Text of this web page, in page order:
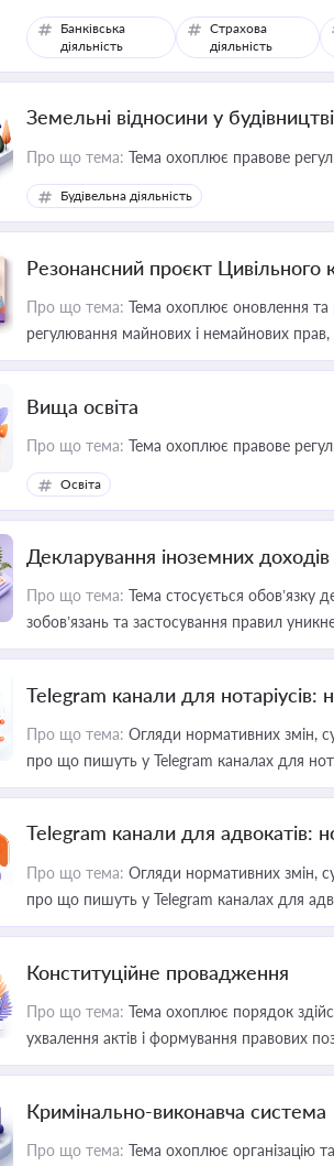
Банківська
діяльність
Страхова
діяльність
Земельні відносини у будівництві
Про що тема: Тема охоплює правове
Будівельна діяльність
Резонансний проєкт Цивільного
Про що тема: Тема охоплює оновлення та
регулювання майнових і немайнових прав,
Вища освіта
Про що тема: Тема охоплює правове
Освіта
Декларування іноземних доходів
Про що тема: Тема стосується обов’язку
зобов’язань та застосування правил
Telegram канали для нотаріусів:
Про що тема: Огляди нормативних змін,
про що пишуть у Telegram каналах для
Telegram канали для адвокатів:
Про що тема: Огляди нормативних змін,
про що пишуть у Telegram каналах для
Конституційне провадження
Про що тема: Тема охоплює порядок
ухвалення актів і формування правових
Кримінально-виконавча система
Про що тема: Тема охоплює організацію